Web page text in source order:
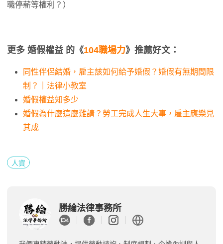
職停薪等權利？）
更多 婚假權益 的《104職場力》推薦好文：
同性伴侶結婚，雇主該如何給予婚假？婚假有無期間限
制？｜法律小教室
婚假權益知多少
婚假為什麼這麼難請？勞工完成人生大事，雇主應樂見
其成
人資
勝綸法律事務所